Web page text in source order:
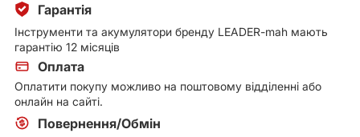
Гарантія
Інструменти та акумулятори бренду LEADER-mah мають
гарантію 12 місяців
Оплата
Оплатити покупу можливо на поштовому відділенні або
онлайн на сайті.
Повернення/Обмін